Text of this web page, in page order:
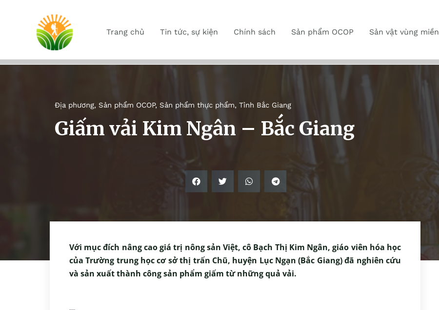
Trang chủ Tin tức, sự kiện Chính sách Sản phẩm OCOP Sản vật vùng miền
Địa phương, Sản phẩm OCOP, Sản phẩm thực phẩm, Tỉnh Bắc Giang
Giấm vải Kim Ngân – Bắc Giang
Với mục đích nâng cao giá trị nông sản Việt, cô Bạch Thị Kim Ngân, giáo viên hóa học
của Trường trung học cơ sở thị trấn Chũ, huyện Lục Ngạn (Bắc Giang) đã nghiên cứu
và sản xuất thành công sản phẩm giấm từ những quả vải.